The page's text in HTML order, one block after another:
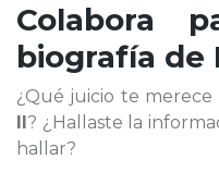
Colabora
biografía de
¿Qué juicio te merece
II? ¿Hallaste la
hallar?